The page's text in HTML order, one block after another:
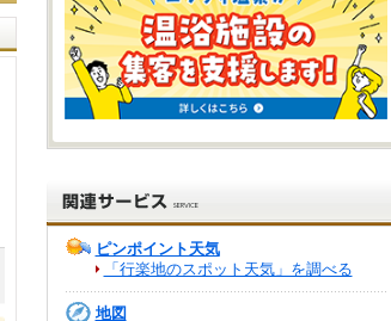
ピンポイント天気
「行楽地のスポット天気」を調べる
地図